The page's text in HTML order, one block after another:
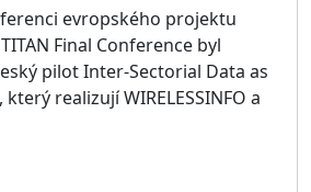
evropského projektu
Final Conference byl
pilot Inter-Sectorial Data as
který realizují WIRELESSINFO a